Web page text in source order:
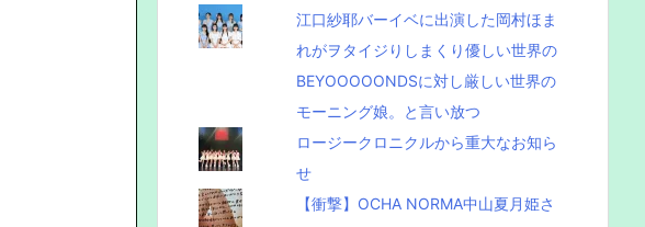
江口紗耶バーイベに出演した岡村ほま
れがヲタイジりしまくり優しい世界の
BEYOOOOONDSに対し厳しい世界の
モーニング娘。と言い放つ
ロージークロニクルから重大なお知ら
せ
【衝撃】OCHA NORMA中山夏月姫さ